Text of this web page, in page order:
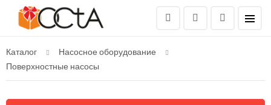
Каталог
Насосное оборудование
Поверхностные насосы